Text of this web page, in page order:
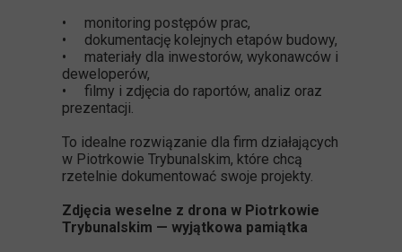
• monitoring postępów prac,
• dokumentację kolejnych etapów budowy,
• materiały dla inwestorów, wykonawców i
deweloperów,
• filmy i zdjęcia do raportów, analiz oraz
prezentacji.
To idealne rozwiązanie dla firm działających
w Piotrkowie Trybunalskim, które chcą
rzetelnie dokumentować swoje projekty.
Zdjęcia weselne z drona w Piotrkowie
Trybunalskim — wyjątkowa pamiątka